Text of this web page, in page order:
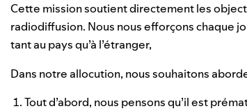
Cette mission soutient directement les
radiodiffusion. Nous nous efforçons chaque
tant au pays qu’à l’étranger,
Dans notre allocution, nous souhaitons
Tout d’abord, nous pensons qu’il est